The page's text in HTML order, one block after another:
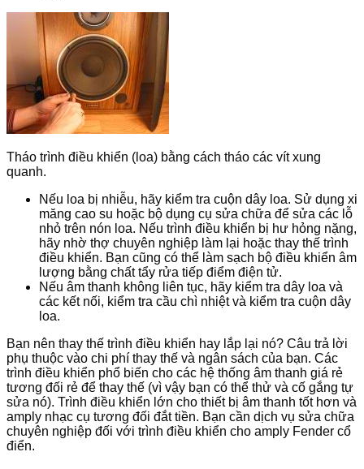
Tháo trình điều khiển (loa) bằng cách tháo các vít xung
quanh.
Nếu loa bị nhiễu, hãy kiểm tra cuộn dây loa. Sử dụng xi
măng cao su hoặc bộ dụng cụ sửa chữa để sửa các lỗ
nhỏ trên nón loa. Nếu trình điều khiển bị hư hỏng nặng,
hãy nhờ thợ chuyên nghiệp làm lại hoặc thay thế trình
điều khiển. Bạn cũng có thể làm sạch bộ điều khiển âm
lượng bằng chất tẩy rửa tiếp điểm điện tử.
Nếu âm thanh không liên tục, hãy kiểm tra dây loa và
các kết nối, kiểm tra cầu chì nhiệt và kiểm tra cuộn dây
loa.
Bạn nên thay thế trình điều khiển hay lắp lại nó? Câu trả lời
phụ thuộc vào chi phí thay thế và ngân sách của bạn. Các
trình điều khiển phổ biến cho các hệ thống âm thanh giá rẻ
tương đối rẻ để thay thế (vì vậy bạn có thể thử và cố gắng tự
sửa nó). Trình điều khiển lớn cho thiết bị âm thanh tốt hơn và
amply nhạc cụ tương đối đắt tiền. Bạn cần dịch vụ sửa chữa
chuyên nghiệp đối với trình điều khiển cho amply Fender cổ
điển.